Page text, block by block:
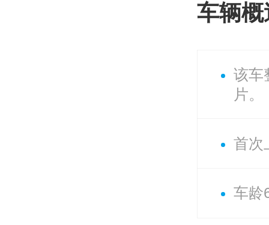
车辆概
该车
片。
首次
车龄